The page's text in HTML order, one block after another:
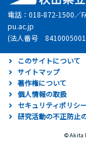
電話：018-872-1500／
pu.ac.jp
(法人番号
このサイトについて
サイトマップ
著作権について
個人情報の取扱
セキュリティポリシー
研究活動の不正防止
© Akita